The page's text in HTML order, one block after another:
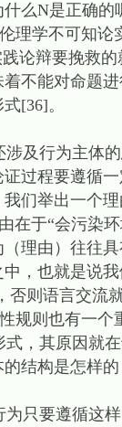
么N是正确
理学不可知
论辩要挽救
不能对命题
[36]。
及行为主体
过程要遵循
们举出一个
在于“会污染
理由）往往
，也就是说
否则语言交
规则也有一
，其原因就
结构是怎样
只要遵循这